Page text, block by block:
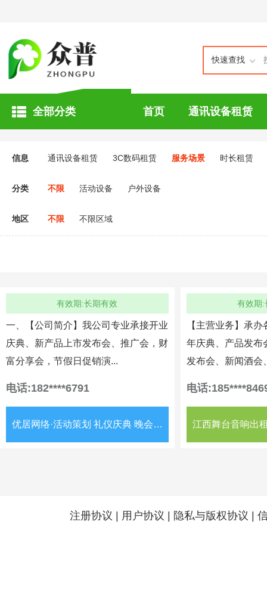
快速查找
全部分类 首页 通讯设备租赁
信息 通讯设备租赁 3C数码租赁 服务场景 时长租赁
分类 不限 活动设备 户外设备
地区 不限 不限区域
有效期:长期有效
一、【公司简介】我公司专业承接开业
庆典、新产品上市发布会、推广会，财
富分享会，节假日促销演...
电话:182****6791
优居网络·活动策划 礼仪庆典 晚会演出 会议会展 活动设备
有效期:
【主营业务】承
年庆典、产品发布
发布会、新闻酒会
电话
江西舞台音响出
注册协议 用户协议 隐私与版权协议